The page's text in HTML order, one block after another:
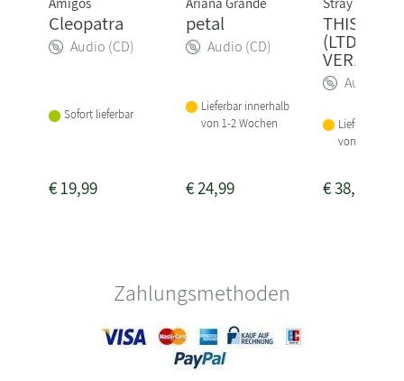
Cleopatra
Audio (CD)
Sofort lieferbar
€19,99
petal
Audio (CD)
Lieferbar innerhalb
von 1-2 Wochen
€24,99
THIS &
(LTD.
VER.)
Audio
Lieferbar
von 1-2
€38,99
Zahlungsmethoden